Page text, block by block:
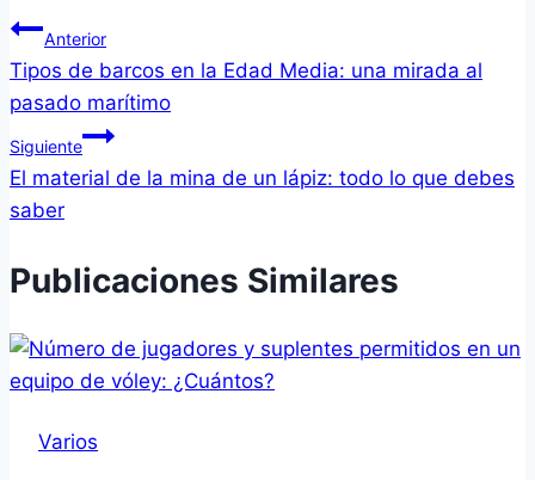
Anterior
Tipos de barcos en la Edad Media: una mirada al
pasado marítimo
Siguiente
El material de la mina de un lápiz: todo lo que debes
saber
Publicaciones Similares
Varios